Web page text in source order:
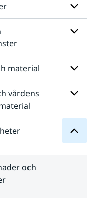
och
Undersidor
för
Undersidor
Undersidor
för
material
Undersidor
material
vårdens
Undersidor
för
för
Drift
fastigheter
(byggnader)
och